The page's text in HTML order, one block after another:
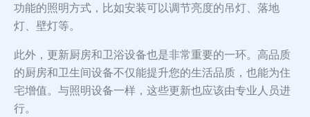
功能的照明方式，比如安装可以调节亮度的吊灯、落地
灯、壁灯等。
此外，更新厨房和卫浴设备也是非常重要的一环。高品质
的厨房和卫生间设备不仅能提升您的生活品质，也能为住
宅增值。与照明设备一样，这些更新也应该由专业人员进
行。